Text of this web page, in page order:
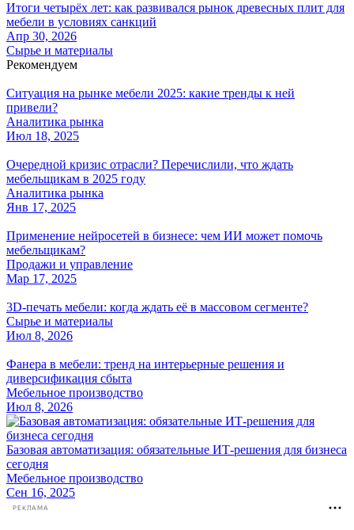
Итоги четырёх лет: как развивался рынок древесных плит для
мебели в условиях санкций
Апр 30, 2026
Сырье и материалы
Рекомендуем
Ситуация на рынке мебели 2025: какие тренды к ней
привели?
Аналитика рынка
Июл 18, 2025
Очередной кризис отрасли? Перечислили, что ждать
мебельщикам в 2025 году
Аналитика рынка
Янв 17, 2025
Применение нейросетей в бизнесе: чем ИИ может помочь
мебельщикам?
Продажи и управление
Мар 17, 2025
3D-печать мебели: когда ждать её в массовом сегменте?
Сырье и материалы
Июл 8, 2026
Фанера в мебели: тренд на интерьерные решения и
диверсификация сбыта
Мебельное производство
Июл 8, 2026
Базовая автоматизация: обязательные ИТ-решения для бизнеса
сегодня
Мебельное производство
Сен 16, 2025
РЕКЛАМА